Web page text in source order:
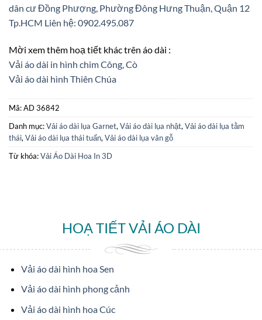
dân cư Đồng Phượng, Phường Đông Hưng Thuận, Quận 12
Tp.HCM Liên hệ: 0902.495.087
Mời xem thêm hoạ tiết khác trên áo dài :
Vải áo dài in hình chim Công, Cò
Vải áo dài hình Thiên Chúa
Mã:AD 36842
Danh mục:Vải áo dài lụa Garnet, Vải áo dài lụa nhật, Vải áo dài lụa tằm
thái, Vải áo dài lụa thái tuấn, Vải áo dài lụa vân gỗ
Từ khóa:Vải Áo Dài Hoa In 3D
HOẠ TIẾT VẢI ÁO DÀI
Vải áo dài hình hoa Sen
Vải áo dài hình phong cảnh
Vải áo dài hình hoa Cúc